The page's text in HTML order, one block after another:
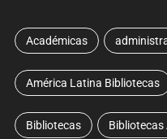
Académicas
América Latina Bibliotecas
Bibliotecas Bibliotecas